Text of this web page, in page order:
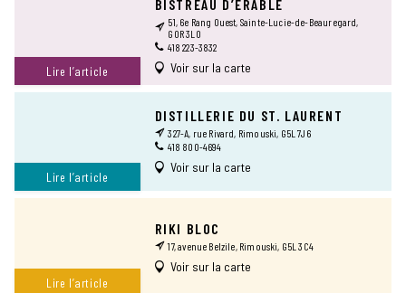
Lire l’article
BISTREAU D’ÉRABLE
51, 6e Rang Ouest, Sainte-Lucie-de-Beauregard,
GOR 3L0
418 223-3832
Voir sur la carte
Lire l’article
DISTILLERIE DU ST. LAURENT
327-A, rue Rivard, Rimouski, G5L 7J6
418 800-4694
Voir sur la carte
Lire l’article
RIKI BLOC
17, avenue Belzile, Rimouski, G5L 3C4
Voir sur la carte